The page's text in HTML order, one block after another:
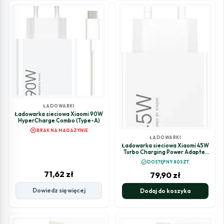
ŁADOWARKI
Ładowarka sieciowa Xiaomi 90W
HyperCharge Combo (Type-A)
cancelBRAK NA MAGAZYNIE
71,62 zł
Dowiedz się więcej
ŁADOWARKI
Ładowarka sieciowa Xiaomi 45W
Turbo Charging Power Adapter
(Type-A)
check_circle DOSTĘPNY 80SZT.
79,90 zł
Dodaj do koszyka